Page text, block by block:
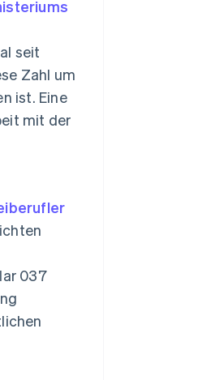
seit
Zahl um
ist. Eine
mit der
037